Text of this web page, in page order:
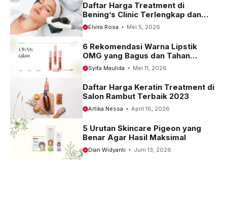
Daftar Harga Treatment di
Bening’s Clinic Terlengkap dan
Terbaru 2023
Elvira Rosa Mei 5, 2026
6 Rekomendasi Warna Lipstik
OMG yang Bagus dan Tahan
Seharian
Syifa Maulida Mei 11, 2026
Daftar Harga Keratin Treatment di
Salon Rambut Terbaik 2023
Artika Nessa April 16, 2026
5 Urutan Skincare Pigeon yang
Benar Agar Hasil Maksimal
Dian Widyanti Juni 13, 2026